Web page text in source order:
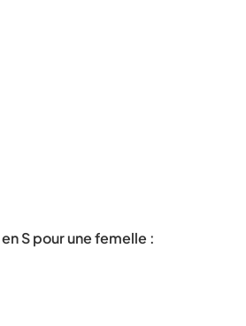
S pour une femelle :